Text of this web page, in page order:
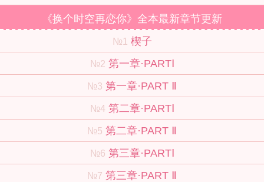
《换个时空再恋你》全本最新章节更新
№1 楔子
№2 第一章·PARTⅠ
№3 第一章·PART Ⅱ
№4 第二章·PARTⅠ
№5 第二章·PART Ⅱ
№6 第三章·PARTⅠ
№7 第三章·PART Ⅱ